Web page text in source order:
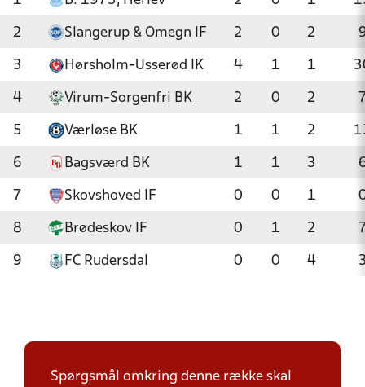
2 Slangerup & Omegn IF 2 0 2
3 Hørsholm-Usserød IK 4 1 1
4 Virum-Sorgenfri BK 2 0 2
5 Værløse BK 1 1 2
6 Bagsværd BK 1 1 3
7 Skovshoved IF 0 0 1
8 Brødeskov IF 0 1 2
9 FC Rudersdal 0 0 4
Spørgsmål omkring denne række skal